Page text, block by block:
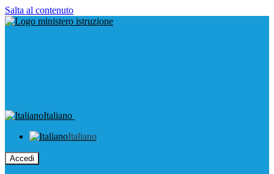
Salta al contenuto
Italiano
Italiano
Accedi